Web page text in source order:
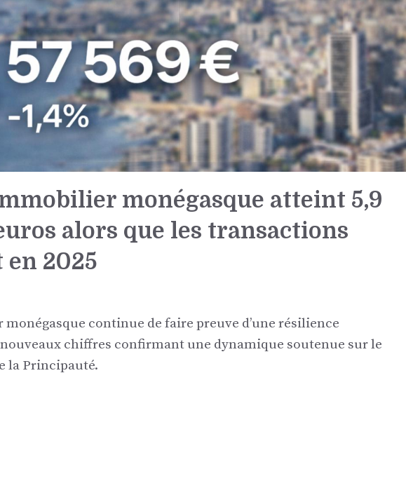
monégasque atteint 5,9
alors que les transactions
2025
continue de faire preuve d’une résilience
chiffres confirmant une dynamique soutenue sur le
la Principauté.